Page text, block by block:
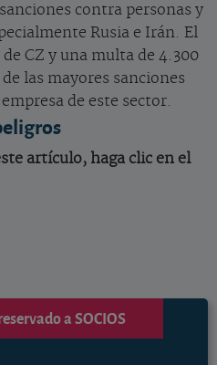
contra personas y
Rusia e Irán. El
CZ y una multa de 4.300
las mayores sanciones
de este sector.
artículo, haga clic en el
a SOCIOS